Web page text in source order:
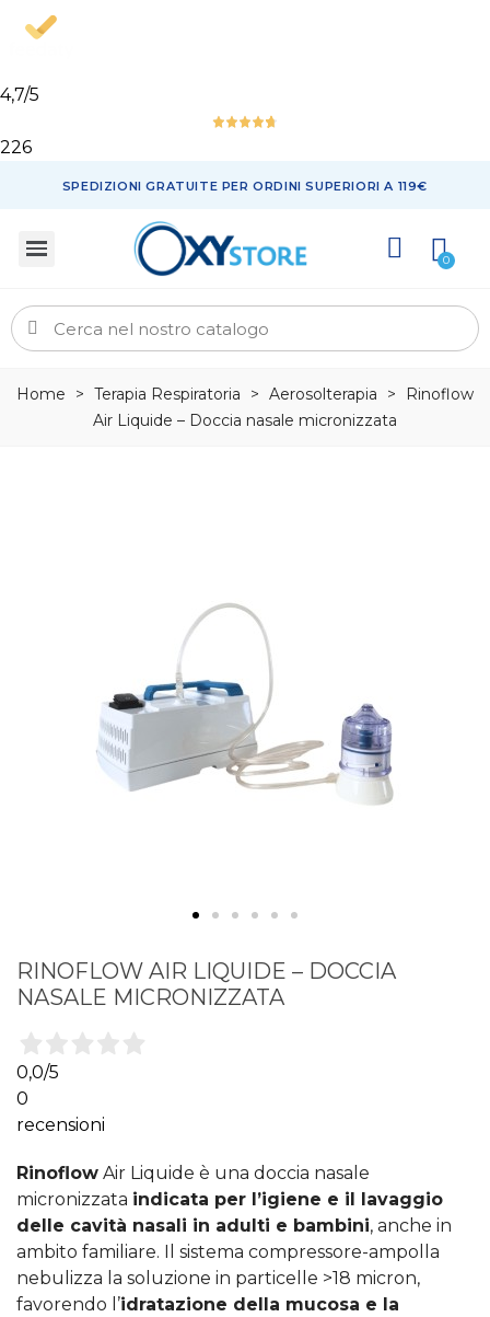
4,7/5
226
SPEDIZIONI GRATUITE PER ORDINI SUPERIORI A 119€
Home > Terapia Respiratoria > Aerosolterapia >
Rinoflow
Air Liquide – Doccia nasale micronizzata
RINOFLOW AIR LIQUIDE – DOCCIA
NASALE MICRONIZZATA
0,0/5
0
recensioni
Rinoflow Air Liquide è una doccia nasale
micronizzata indicata per l’igiene e il lavaggio
delle cavità nasali in adulti e bambini, anche in
ambito familiare. Il sistema compressore-ampolla
nebulizza la soluzione in particelle >18 micron,
favorendo l’idratazione della mucosa e la